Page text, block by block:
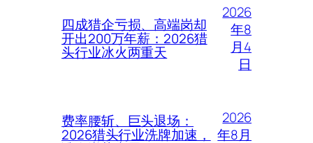
四成猎企亏损、高端岗却
开出200万年薪：2026猎
头行业冰火两重天
2026
年8
月4
日
费率腰斩、巨头退场：
2026猎头行业洗牌加速，
2026
年8月